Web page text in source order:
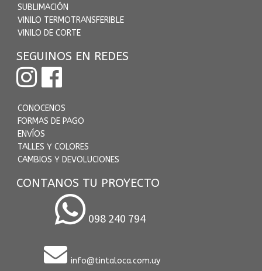
SUBLIMACIÓN
VINILO TERMOTRANSFERIBLE
VINILO DE CORTE
SEGUINOS EN REDES
CONOCENOS
FORMAS DE PAGO
ENVÍOS
TALLES Y COLORES
CAMBIOS Y DEVOLUCIONES
CONTANOS TU PROYECTO
098 240 794
info@tintaloca.com.uy